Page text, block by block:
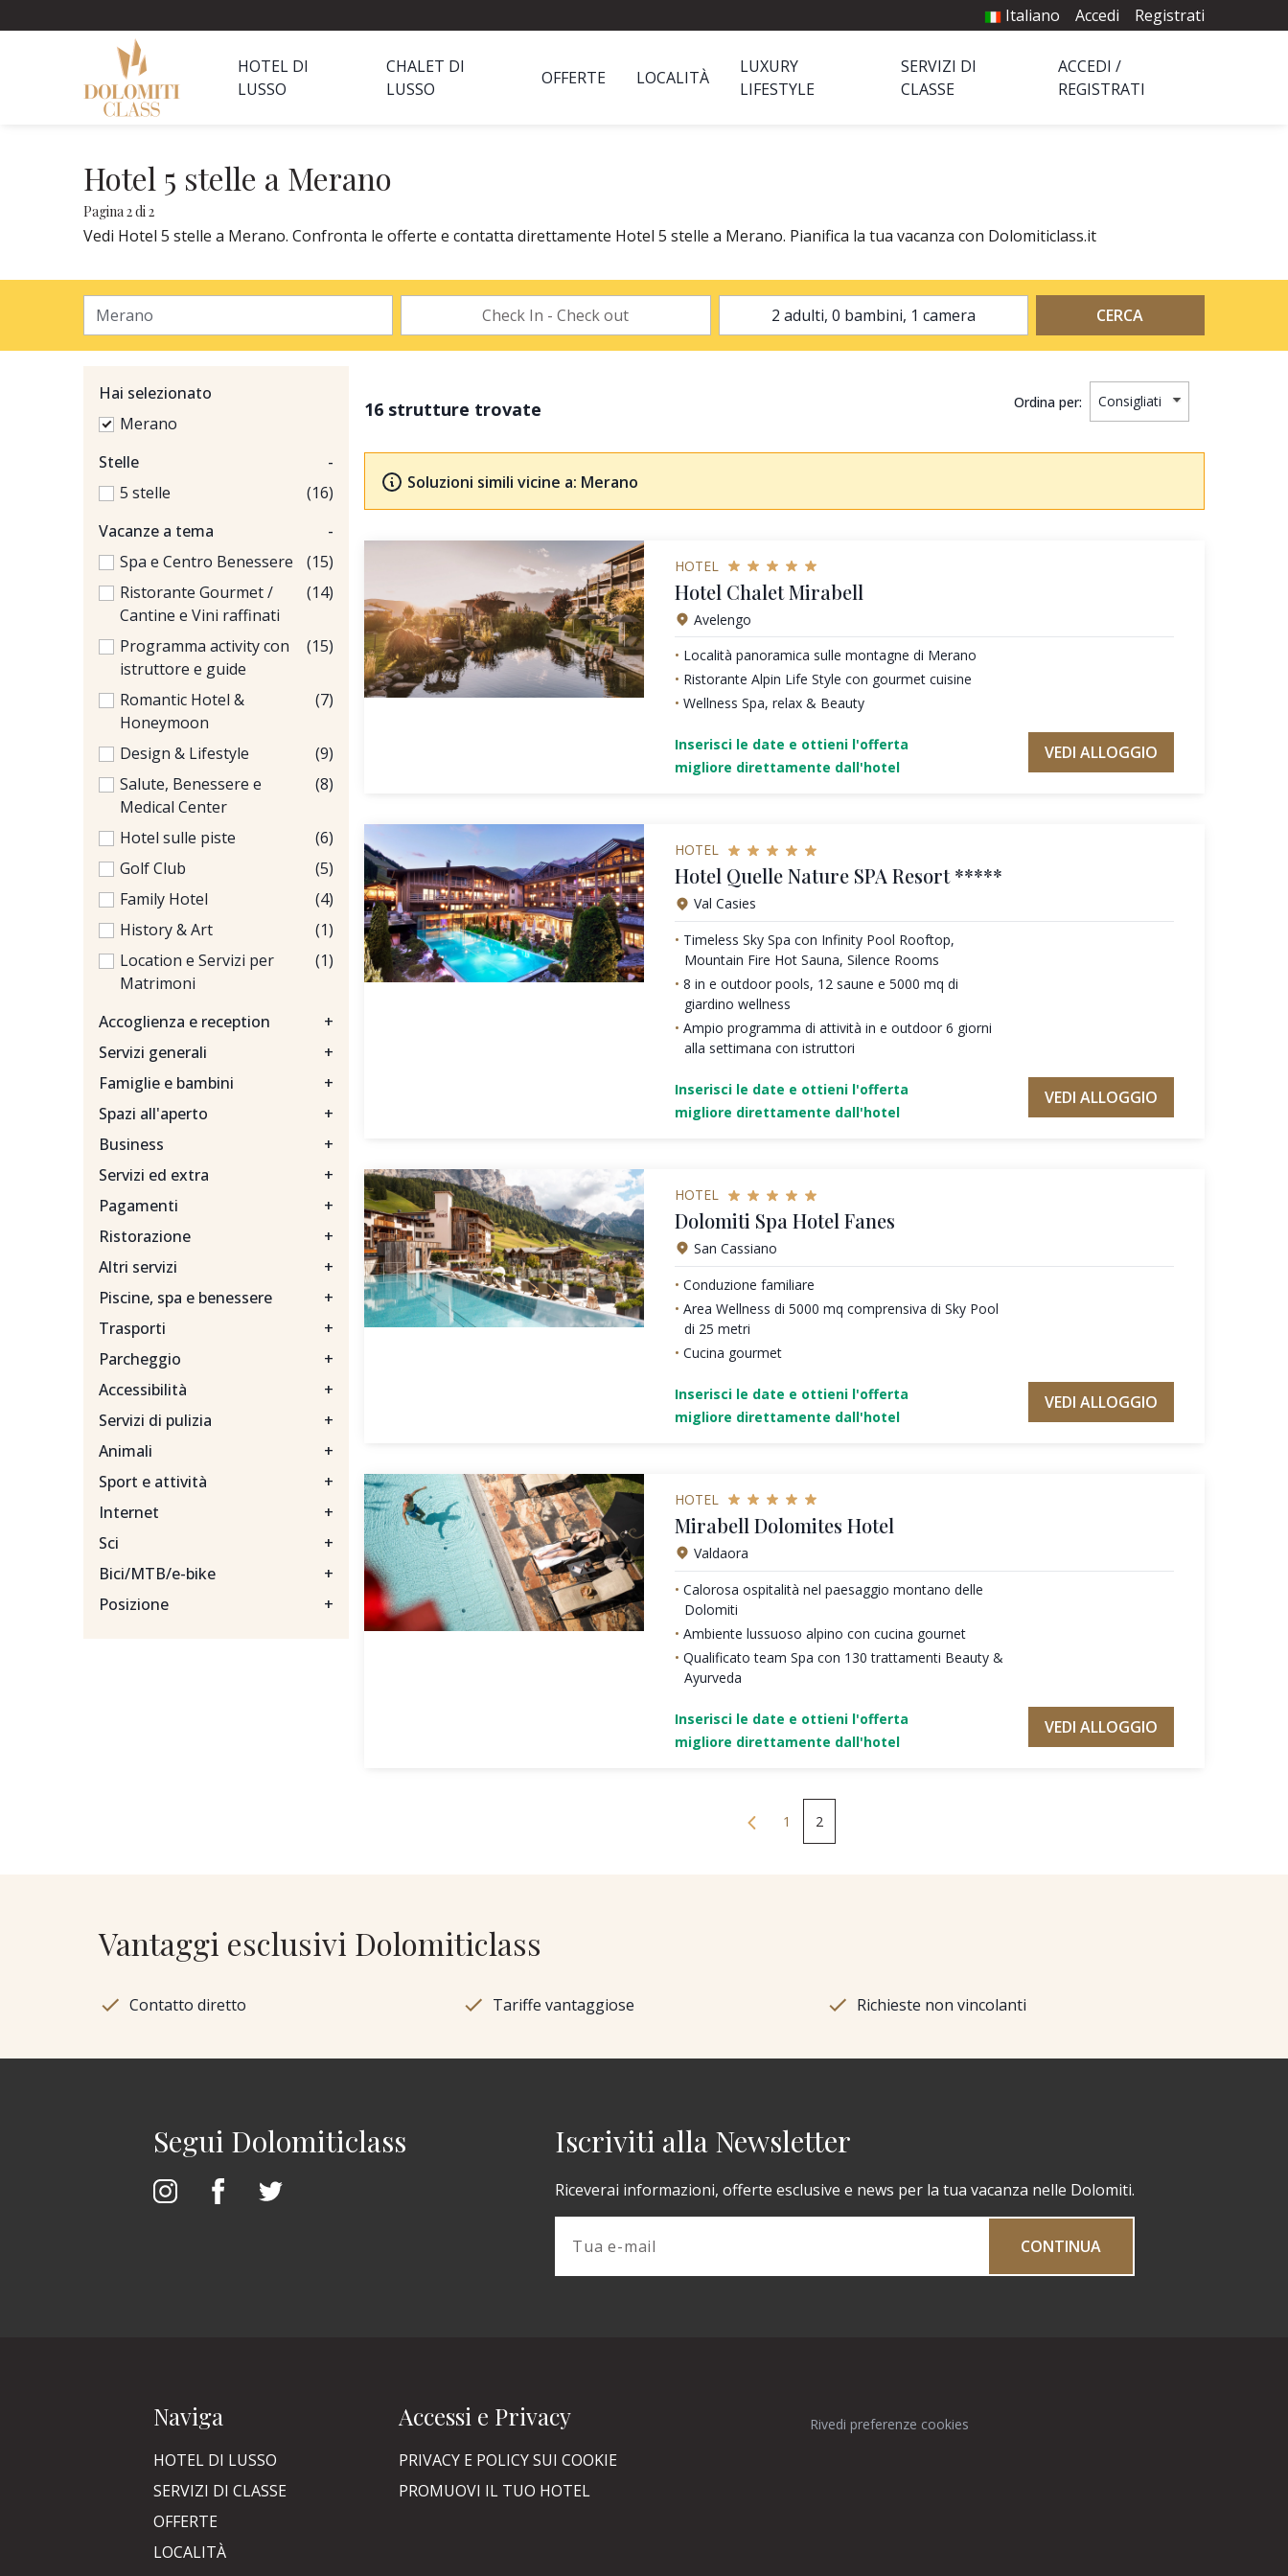
Italiano Accedi Registrati
HOTEL DI
LUSSO
CHALET DI
LUSSO
OFFERTE LOCALITÀ
LUXURY
LIFESTYLE
SERVIZI DI
CLASSE
ACCEDI /
REGISTRATI
Hotel 5 stelle a Merano
Pagina 2 di 2
Vedi Hotel 5 stelle a Merano. Confronta le offerte e contatta direttamente Hotel 5 stelle a Merano. Pianifica la tua vacanza con Dolomiticlass.it
2 adulti, 0 bambini, 1 camera CERCA
Hai selezionato
Merano
Stelle
-
5 stelle
(16)
Vacanze a tema
-
Spa e Centro Benessere
(15)
Ristorante Gourmet /
Cantine e Vini raffinati
(14)
Programma activity con
istruttore e guide
(15)
Romantic Hotel &
Honeymoon
(7)
Design & Lifestyle
(9)
Salute, Benessere e
Medical Center
(8)
Hotel sulle piste
(6)
Golf Club
(5)
Family Hotel
(4)
History & Art
(1)
Location e Servizi per
Matrimoni
(1)
Accoglienza e reception
+
Servizi generali
+
Famiglie e bambini
+
Spazi all'aperto
+
Business
+
Servizi ed extra
+
Pagamenti
+
Ristorazione
+
Altri servizi
+
Piscine, spa e benessere
+
Trasporti
+
Parcheggio
+
Accessibilità
+
Servizi di pulizia
+
Animali
+
Sport e attività
+
Internet
+
Sci
+
Bici/MTB/e-bike
+
Posizione
+
16 strutture trovate Ordina per:
Soluzioni simili vicine a: Merano
HOTEL
Hotel Chalet Mirabell
Avelengo
Località panoramica sulle montagne di Merano
Ristorante Alpin Life Style con gourmet cuisine
Wellness Spa, relax & Beauty
Inserisci le date e ottieni l'offerta
migliore direttamente dall'hotel
VEDI ALLOGGIO
HOTEL
Hotel Quelle Nature SPA Resort *****
Val Casies
Timeless Sky Spa con Infinity Pool Rooftop,
Mountain Fire Hot Sauna, Silence Rooms
8 in e outdoor pools, 12 saune e 5000 mq di
giardino wellness
Ampio programma di attività in e outdoor 6 giorni
alla settimana con istruttori
Inserisci le date e ottieni l'offerta
migliore direttamente dall'hotel
VEDI ALLOGGIO
HOTEL
Dolomiti Spa Hotel Fanes
San Cassiano
Conduzione familiare
Area Wellness di 5000 mq comprensiva di Sky Pool
di 25 metri
Cucina gourmet
Inserisci le date e ottieni l'offerta
migliore direttamente dall'hotel
VEDI ALLOGGIO
HOTEL
Mirabell Dolomites Hotel
Valdaora
Calorosa ospitalità nel paesaggio montano delle
Dolomiti
Ambiente lussuoso alpino con cucina gournet
Qualificato team Spa con 130 trattamenti Beauty &
Ayurveda
Inserisci le date e ottieni l'offerta
migliore direttamente dall'hotel
VEDI ALLOGGIO
1 2
Vantaggi esclusivi Dolomiticlass
Contatto diretto Tariffe vantaggiose Richieste non vincolanti
Segui Dolomiticlass Iscriviti alla Newsletter
Riceverai informazioni, offerte esclusive e news per la tua vacanza nelle Dolomiti.
CONTINUA
Naviga
HOTEL DI LUSSO
SERVIZI DI CLASSE
OFFERTE
LOCALITÀ
Accessi e Privacy
PRIVACY E POLICY SUI COOKIE
PROMUOVI IL TUO HOTEL
Rivedi preferenze cookies